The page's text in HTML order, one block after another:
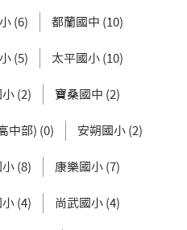
(6) 都蘭國中 (10)
(5) 太平國小 (10)
(2) 寶桑國中 (2)
中部) (0) 安朔國小 (2)
(8) 康樂國小 (7)
(4) 尚武國小 (4)